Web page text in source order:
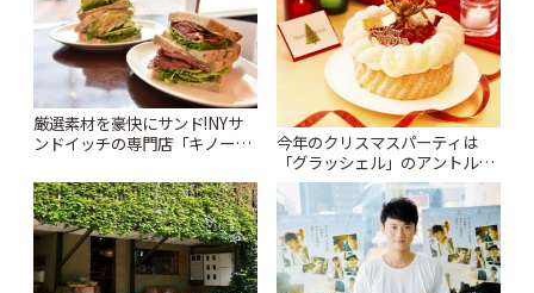
厳選素材を豪快にサンド!NYサ
ンドイッチの専門店「キノー
今年のクリスマスパーティは
「グラッシェル」のアントルメ
グラッセで華やかに | ことりっ
ぷ